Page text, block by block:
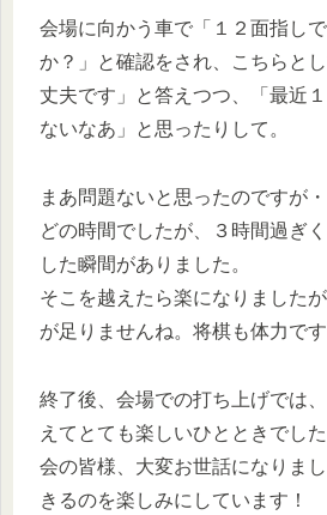
会場に向かう車で「１２面指し
か？」と確認をされ、こちらと
丈夫です」と答えつつ、「最近
ないなあ」と思ったりして。
まあ問題ないと思ったのですが
どの時間でしたが、３時間過ぎ
した瞬間がありました。
そこを越えたら楽になりました
が足りませんね。将棋も体力です
終了後、会場での打ち上げでは
えてとても楽しいひとときでし
会の皆様、大変お世話になりま
きるのを楽しみにしています！